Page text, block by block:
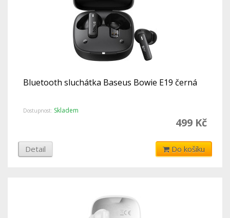
Bluetooth sluchátka Baseus Bowie E19 černá
Dostupnost: Skladem
499 Kč
Detail Do košíku